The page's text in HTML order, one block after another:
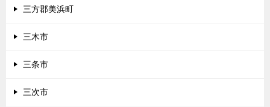
三方郡美浜町
三木市
三条市
三次市